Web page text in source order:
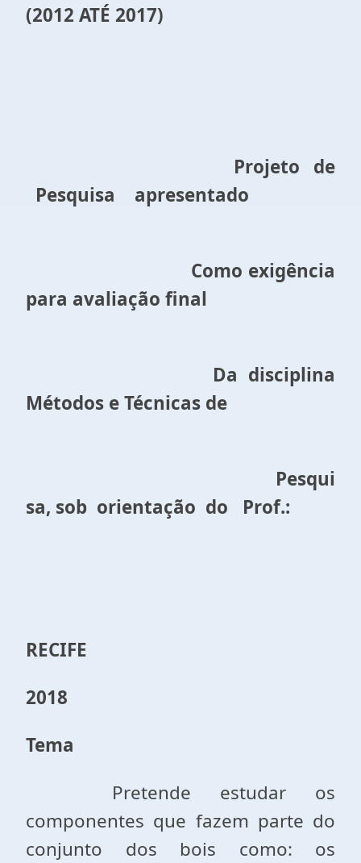
(2012 ATÉ 2017)
Projeto de
Pesquisa apresentado
Como exigência
para avaliação final
Da disciplina
Métodos e Técnicas de
Pesqui
sa, sob orientação do Prof.:
RECIFE
2018
Tema
Pretende estudar os
componentes que fazem parte do
conjunto dos bois como: os